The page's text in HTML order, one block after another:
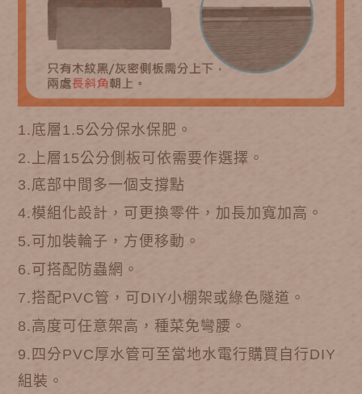
1.底層1.5公分保水保肥。
2.上層15公分側板可依需要作選擇 。
3.底部中間多一個支撐點
4.模組化設計，可更換零件，加長加寬加高 。
5.可加裝輪子，方便移動 。
6.可搭配防蟲網 。
7.搭配PVC管，可DIY小棚架或綠色隧道 。
8.高度可任意架高，種菜免彎腰 。
9. 四分PVC厚水管可至當地水電行購買自行DIY
組裝。